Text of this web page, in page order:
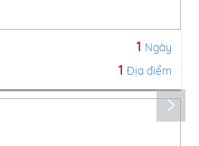
1 Ngày
1 Địa điểm